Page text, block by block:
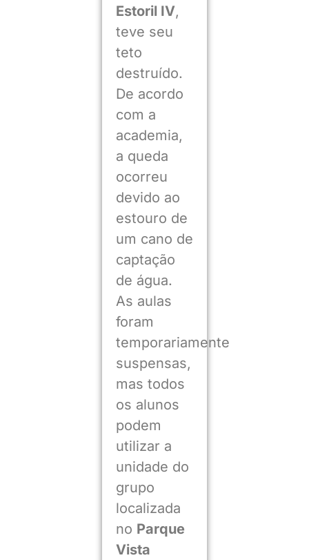
Estoril IV,
teve seu
teto
destruído.
De acordo
com a
academia,
a queda
ocorreu
devido ao
estouro de
um cano de
captação
de água.
As aulas
foram
temporariamente
suspensas,
mas todos
os alunos
podem
utilizar a
unidade do
grupo
localizada
no Parque
Vista